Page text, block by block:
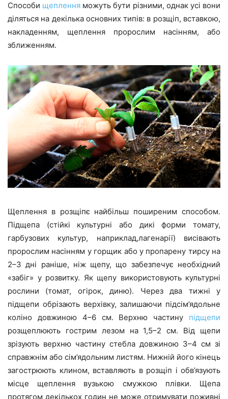
Способи щеплення можуть бути різними, однак усі вони
діляться на декілька основних типів: в розщіп, вставкою,
накладенням, щеплення пророслим насінням, або
зближенням.
Щеплення в розщіпє найбільш поширеним способом.
Підщепа (стійкі культурні або дикі форми томату,
гарбузових культур, наприклад,лагенарії) висівають
пророслим насінням у горщик або у пропарену тирсу на
2–3 дні раніше, ніж щепу, що забезпечує необхідний
«забіг» у розвитку. Як щепу використовують культурні
рослини (томат, огірок, диню). Через два тижні у
підщепи обрізають верхівку, залишаючи підсім’ядольне
коліно довжиною 4–6 см. Верхню частину підщепи
розщеплюють гострим лезом на 1,5–2 см. Від щепи
зрізують верхню частину стебла довжиною 3–4 см зі
справжнім або сім’ядольним листям. Нижній його кінець
загострюють клином, вставляють в розщіп і обв’язують
місце щеплення вузькою смужкою плівки. Щепа
протягом декількох годин не може отримувати поживні